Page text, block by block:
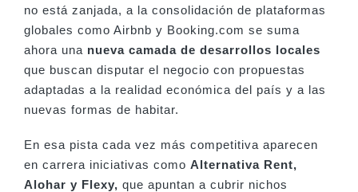
no está zanjada, a la consolidación de plataformas
globales como Airbnb y Booking.com se suma
ahora una nueva camada de desarrollos locales
que buscan disputar el negocio con propuestas
adaptadas a la realidad económica del país y a las
nuevas formas de habitar.
En esa pista cada vez más competitiva aparecen
en carrera iniciativas como Alternativa Rent,
Alohar y Flexy, que apuntan a cubrir nichos